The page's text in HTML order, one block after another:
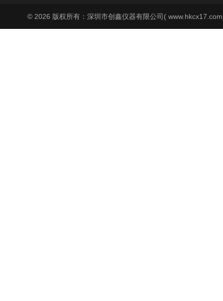
© 2026 版权所有：深圳市创鑫仪器有限公司(